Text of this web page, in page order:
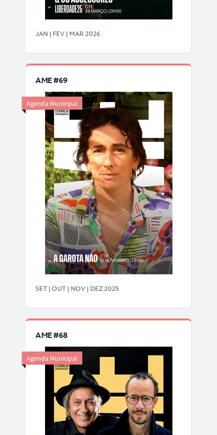
JAN | FEV | MAR 2026
AME #69
Agenda Municipal
SET | OUT | NOV | DEZ 2025
AME #68
Agenda Municipal